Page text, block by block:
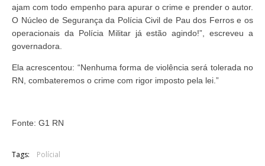
ajam com todo empenho para apurar o crime e prender o autor.
O Núcleo de Segurança da Polícia Civil de Pau dos Ferros e os
operacionais da Polícia Militar já estão agindo!”, escreveu a
governadora.
Ela acrescentou: “Nenhuma forma de violência será tolerada no
RN, combateremos o crime com rigor imposto pela lei.”
Fonte: G1 RN
Tags: Polícial